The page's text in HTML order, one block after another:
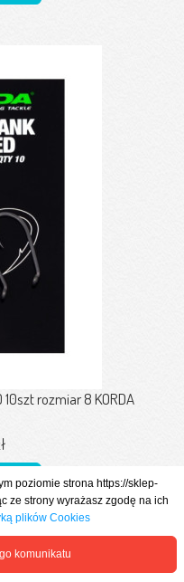
10szt rozmiar 8 KORDA
poziomie strona https://sklep-
ze strony wyrażasz zgodę na ich
plików Cookies
komunikatu